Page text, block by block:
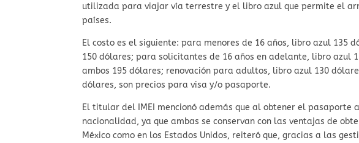
utilizada para viajar vía terrestre y el libro azul que permite el
países.
El costo es el siguiente: para menores de 16 años, libro azul 135
150 dólares; para solicitantes de 16 años en adelante, libro azul
ambos 195 dólares; renovación para adultos, libro azul 130
dólares, son precios para visa y/o pasaporte.
El titular del IMEI mencionó además que al obtener el pasaporte
nacionalidad, ya que ambas se conservan con las ventajas de
México como en los Estados Unidos, reiteró que, gracias a las